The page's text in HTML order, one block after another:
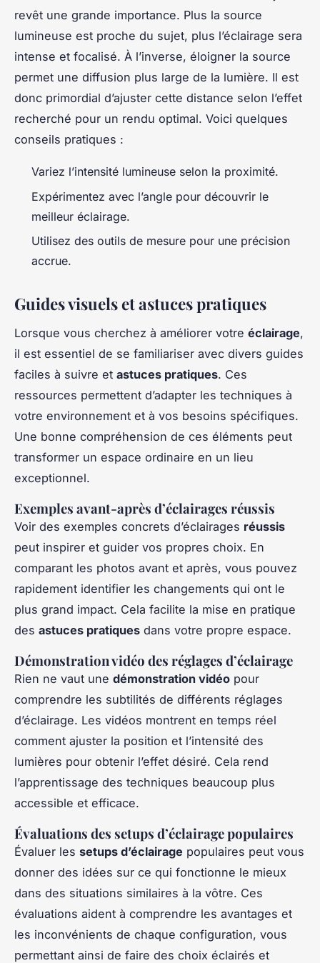
revêt une grande importance. Plus la source
lumineuse est proche du sujet, plus l’éclairage sera
intense et focalisé. À l’inverse, éloigner la source
permet une diffusion plus large de la lumière. Il est
donc primordial d’ajuster cette distance selon l’effet
recherché pour un rendu optimal. Voici quelques
conseils pratiques :
Variez l’intensité lumineuse selon la proximité.
Expérimentez avec l’angle pour découvrir le
meilleur éclairage.
Utilisez des outils de mesure pour une précision
accrue.
Guides visuels et astuces pratiques
Lorsque vous cherchez à améliorer votre éclairage,
il est essentiel de se familiariser avec divers guides
faciles à suivre et astuces pratiques. Ces
ressources permettent d’adapter les techniques à
votre environnement et à vos besoins spécifiques.
Une bonne compréhension de ces éléments peut
transformer un espace ordinaire en un lieu
exceptionnel.
Exemples avant-après d’éclairages réussis
Voir des exemples concrets d’éclairages réussis
peut inspirer et guider vos propres choix. En
comparant les photos avant et après, vous pouvez
rapidement identifier les changements qui ont le
plus grand impact. Cela facilite la mise en pratique
des astuces pratiques dans votre propre espace.
Démonstration vidéo des réglages d’éclairage
Rien ne vaut une démonstration vidéo pour
comprendre les subtilités de différents réglages
d’éclairage. Les vidéos montrent en temps réel
comment ajuster la position et l’intensité des
lumières pour obtenir l’effet désiré. Cela rend
l’apprentissage des techniques beaucoup plus
accessible et efficace.
Évaluations des setups d’éclairage populaires
Évaluer les setups d’éclairage populaires peut vous
donner des idées sur ce qui fonctionne le mieux
dans des situations similaires à la vôtre. Ces
évaluations aident à comprendre les avantages et
les inconvénients de chaque configuration, vous
permettant ainsi de faire des choix éclairés et